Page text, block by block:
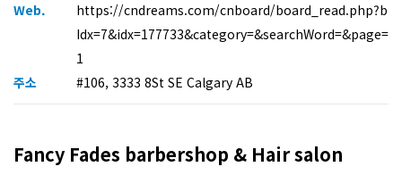
Web.
https://cndreams.com/cnboard/board_read.php?b
Idx=7&idx=177733&category=&searchWord=&page=
1
주소
#106, 3333 8St SE Calgary AB
Fancy Fades barbershop & Hair salon